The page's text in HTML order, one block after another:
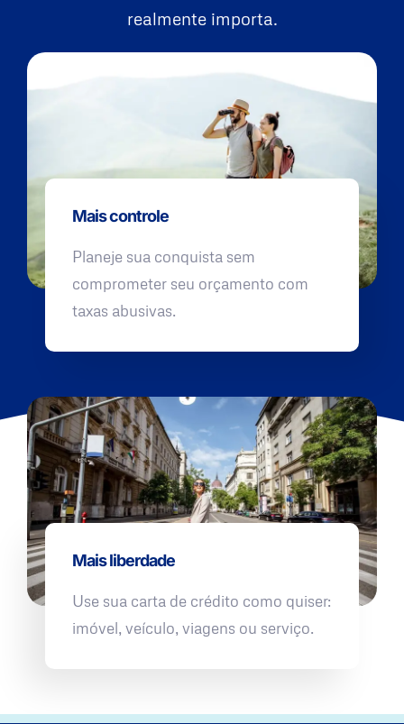
realmente importa.
Mais controle
Planeje sua conquista sem
comprometer seu orçamento com
taxas abusivas.
Mais liberdade
Use sua carta de crédito como quiser:
imóvel, veículo, viagens ou serviço.